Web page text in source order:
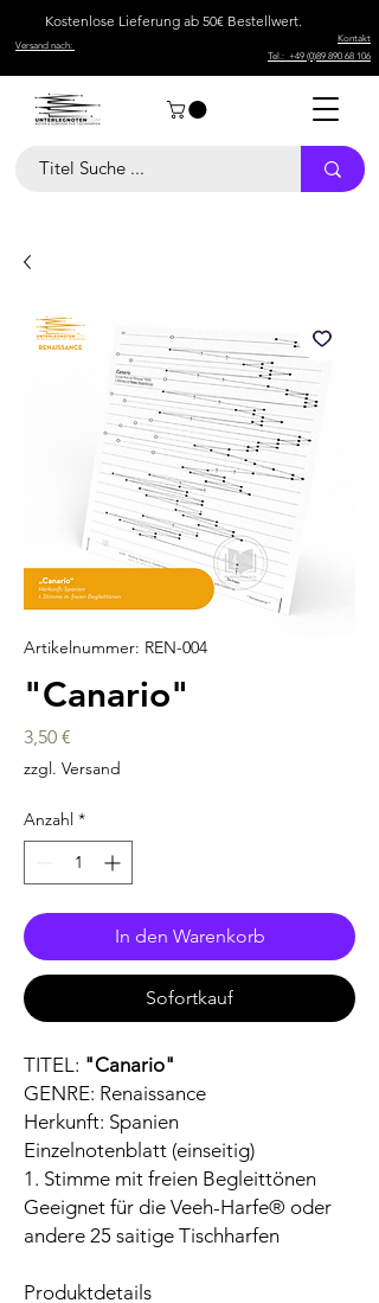
Kostenlose Lieferung ab 50€ Bestellwert.
Kontakt
Tel.: +49 (0)89 890 68 106
Versand nach:
Artikelnummer: REN-004
"Canario"
3,50 €
zzgl. Versand
Anzahl *
In den Warenkorb
Sofortkauf
TITEL: "Canario"
GENRE: Renaissance
Herkunft: Spanien
Einzelnotenblatt (einseitig)
1. Stimme mit freien Begleittönen
Geeignet für die Veeh-Harfe® oder
andere 25 saitige Tischharfen
Produktdetails